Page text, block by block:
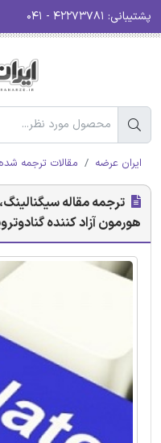
پشتیبانی:
ایران عرضه مقالات ترجمه
ترجمه مقاله
هورمون آزاد کننده